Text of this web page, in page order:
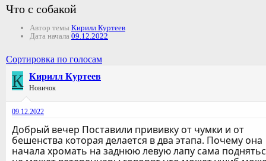
Что с собакой
Автор темы Кирилл Куртеев
Дата начала 09.12.2022
Сортировка по голосам
К Кирилл Куртеев
Новичок
09.12.2022
Добрый вечер Поставили прививку от чумки и от
бешенства которая делается в два этапа. Почему она
начала хромать на заднюю левую лапу сама